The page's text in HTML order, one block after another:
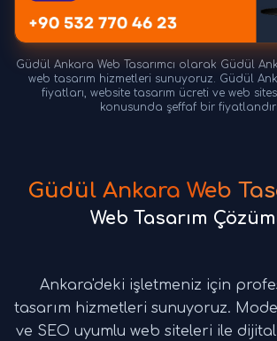
Güdül Ankara Web Tasarımcı olarak Güdül
web tasarım hizmetleri sunuyoruz. Güdül
fiyatları, website tasarım ücreti ve web
konusunda şeffaf bir
Güdül Ankara Web
Web Tasarım
Ankara'deki işletmeniz için
tasarım hizmetleri sunuyoruz.
ve SEO uyumlu web siteleri ile